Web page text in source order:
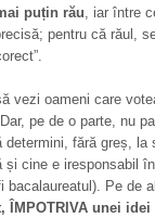
puțin rău, iar între
pentru că răul,
vezi oameni care
pe de o parte, nu
determini, fără greș,
și cine e iresponsabil
bacalaureatul). Pe de
ÎMPOTRIVA unei